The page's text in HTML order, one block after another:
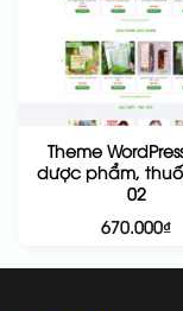
Theme
dược phẩm,
02
670.000₫